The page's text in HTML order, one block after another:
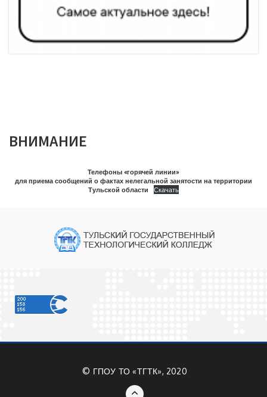
ВНИМАНИЕ
Телефоны «горячей линии»
для приема сообщений о фактах нелегальной занятости на территории
Тульской области
Скачать
© ГПОУ ТО «ТГТК», 2020